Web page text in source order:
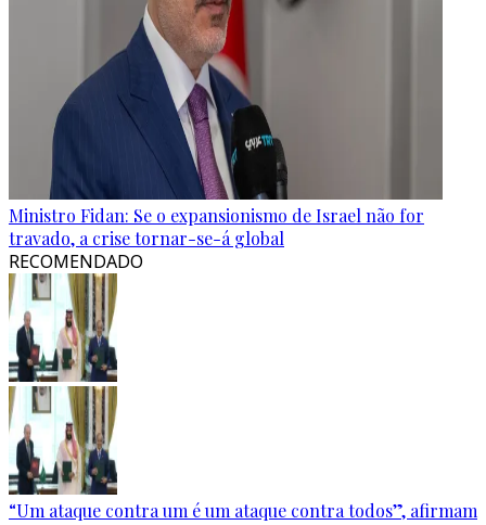
Ministro Fidan: Se o expansionismo de Israel não for
travado, a crise tornar-se-á global
RECOMENDADO
“Um ataque contra um é um ataque contra todos”, afirmam